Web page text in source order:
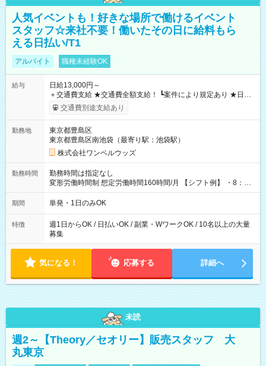
人気イベントも！好きな場所で働けるイベント
スタッフ☆来社不要！働いたその日に給料もら
える日払い/T1
アルバイト 職種未経験OK
給与
日給13,000円～
＋交通費支給 ★交通費全額支給！ ┗案件により規定あり ★日払
いOK！（規定あり） ┗働いたその日に現金GET♪ お仕事後はコ
ンビニATMから 日払い分を引き落とせます！ 【試用期間】試
交通費別途支給あり
勤務地
東京都豊島区
東京都豊島区南池袋（最寄り駅：池袋駅）
株式会社ワンベルウッズ
勤務時間
勤務時間は指定なし
変形労働時間制 想定労働時間160時間/月 【シフト例】 ・8：00
～21：00
期間 単発・1日のみOK
特徴
週1日からOK / 日払いOK / 副業・WワークOK / 10名以上の大量
募集
気になる！ 応募する 詳細へ
未読
週2～【Theory／セオリー】販売スタッフ 大
丸東京